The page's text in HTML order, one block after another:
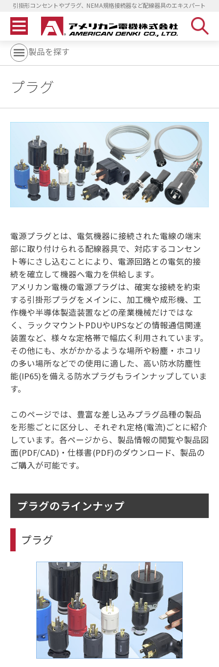
引掛形コンセントやプラグ、NEMA規格接続器など配線器具のエキスパート
製品を探す
プラグ
電源プラグとは、電気機器に接続された電線の端末
部に取り付けられる配線器具で、対応するコンセン
ト等にさし込むことにより、電源回路との電気的接
続を確立して機器へ電力を供給します。
アメリカン電機の電源プラグは、確実な接続を約束
する引掛形プラグをメインに、加工機や成形機、工
作機や半導体製造装置などの産業機械だけではな
く、ラックマウントPDUやUPSなどの情報通信関連
装置など、様々な定格帯で幅広く利用されています。
その他にも、水がかかるような場所や粉塵・ホコリ
の多い場所などでの使用に適した、高い防水防塵性
能(IP65)を備える防水プラグもラインナップしていま
す。
このページでは、豊富な差し込みプラグ品種の製品
を形態ごとに区分し、それぞれ定格(電流)ごとに紹介
しています。各ページから、製品情報の閲覧や製品図
面(PDF/CAD)・仕様書(PDF)のダウンロード、製品の
ご購入が可能です。
プラグのラインナップ
プラグ